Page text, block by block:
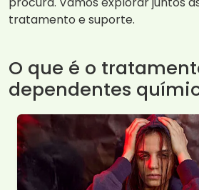
tratamento e suporte.
O que é o
dependentes